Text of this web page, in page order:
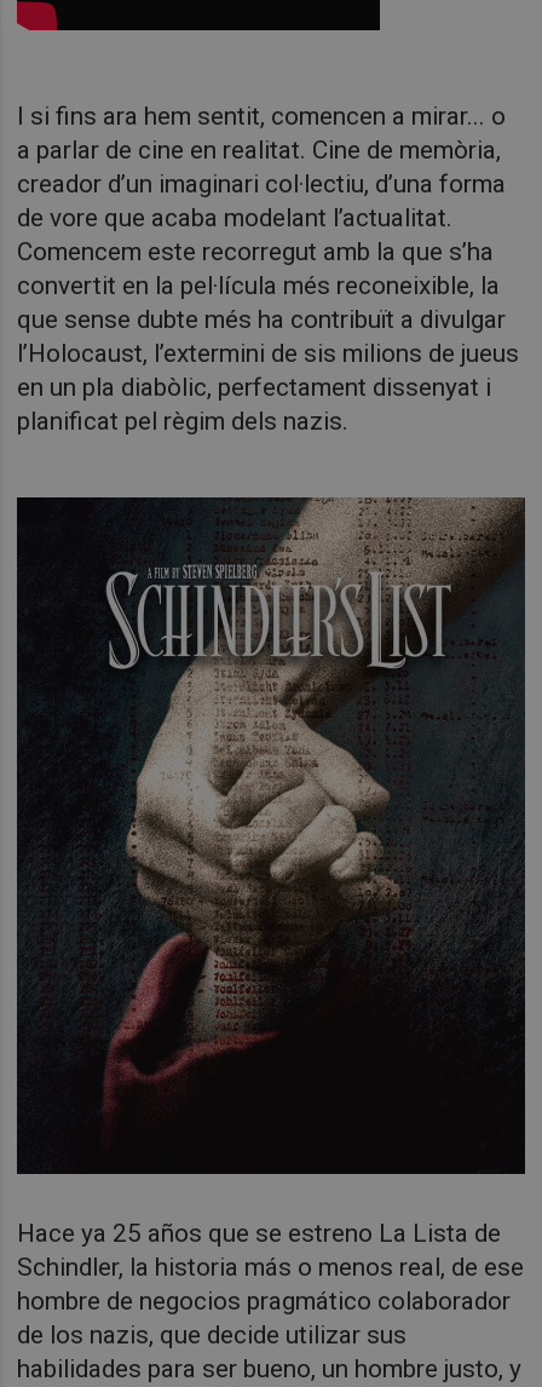
I si fins ara hem sentit, comencen a mirar... o
a parlar de cine en realitat. Cine de memòria,
creador d’un imaginari col·lectiu, d’una forma
de vore que acaba modelant l’actualitat.
Comencem este recorregut amb la que s’ha
convertit en la pel·lícula més reconeixible, la
que sense dubte més ha contribuït a divulgar
l’Holocaust, l’extermini de sis milions de jueus
en un pla diabòlic, perfectament dissenyat i
planificat pel règim dels nazis.
Hace ya 25 años que se estreno La Lista de
Schindler, la historia más o menos real, de ese
hombre de negocios pragmático colaborador
de los nazis, que decide utilizar sus
habilidades para ser bueno, un hombre justo, y